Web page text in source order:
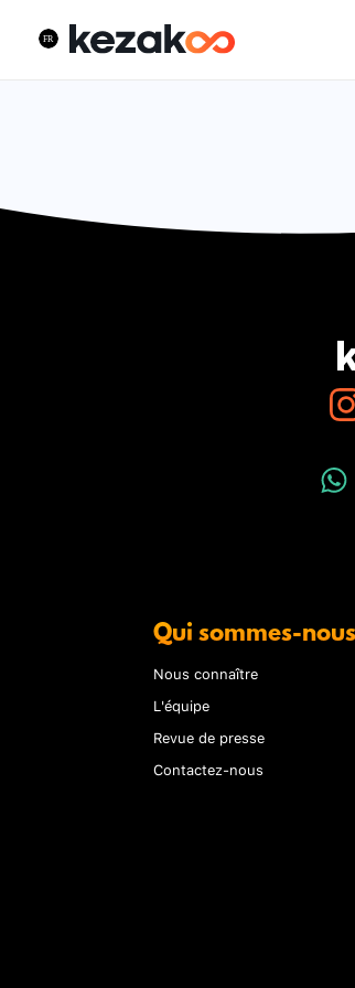
Qui sommes-
Nous connaître
L'équipe
Revue de presse
Contactez-nous